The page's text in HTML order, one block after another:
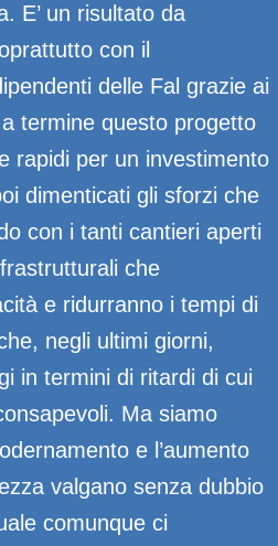
E’ un risultato da
con il
delle Fal grazie ai
termine questo progetto
rapidi per un investimento
dimenticati gli sforzi che
con i tanti cantieri aperti
che
e ridurranno i tempi di
negli ultimi giorni,
in termini di ritardi di cui
Ma siamo
e l’aumento
valgano senza dubbio
comunque ci